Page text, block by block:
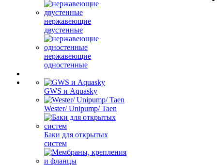
нержавеющие
двустенные
нержавеющие
одностенные
GWS и Aquasky
Wester/ Unipump/ Taen
Баки для открытых
систем